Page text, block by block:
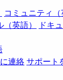
コミュニティ（
英語）
ドキ
連絡サポート